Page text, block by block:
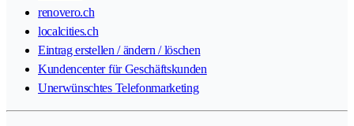
renovero.ch
localcities.ch
Eintrag erstellen / ändern / löschen
Kundencenter für Geschäftskunden
Unerwünschtes Telefonmarketing